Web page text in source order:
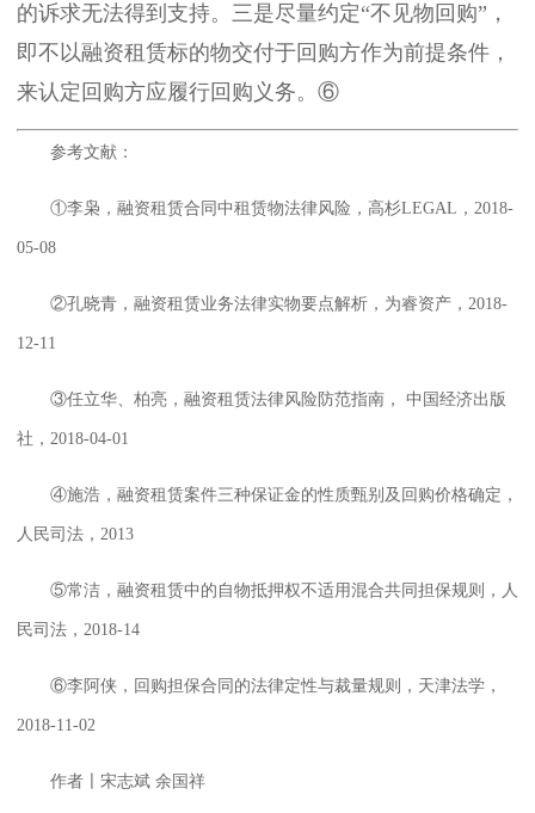
的诉求无法得到支持。三是尽量约定“不见物回购”，
即不以融资租赁标的物交付于回购方作为前提条件，
来认定回购方应履行回购义务。⑥
参考文献：
①李枭，融资租赁合同中租赁物法律风险，高杉LEGAL，2018-
05-08
②孔晓青，融资租赁业务法律实物要点解析，为睿资产，2018-
12-11
③任立华、柏亮，融资租赁法律风险防范指南， 中国经济出版
社，2018-04-01
④施浩，融资租赁案件三种保证金的性质甄别及回购价格确定，
人民司法，2013
⑤常洁，融资租赁中的自物抵押权不适用混合共同担保规则，人
民司法，2018-14
⑥李阿侠，回购担保合同的法律定性与裁量规则，天津法学，
2018-11-02
作者〡宋志斌 余国祥